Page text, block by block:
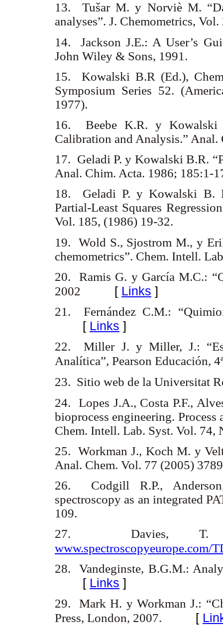
13. Tušar M. y Norviè M.
analyses”. J. Chemometrics,
14. Jackson J.E.: A User’s
John Wiley & Sons, 1991.
15. Kowalski B.R (Ed.),
Symposium Series 52.
1977).
16. Beebe K.R. y Kowalski
Calibration and Analysis.”
17. Geladi P. y Kowalski B.R.
Anal. Chim. Acta. 1986; 185:1-
18. Geladi P. y Kowalski B.
Partial-Least Squares
Vol. 185, (1986) 19-32.
19. Wold S., Sjostrom M., y
chemometrics”. Chem. Intell.
20. Ramis G. y García M.C.:
2002
[ Links ]
21. Fernández C.M.:
[ Links ]
22. Miller J. y Miller, J.:
Analítica”, Pearson Educación,
23. Sitio web de la Universitat
24. Lopes J.A., Costa P.F.,
bioprocess engineering.
Chem. Intell. Lab. Syst. Vol.
25. Workman J., Koch M. y
Anal. Chem. Vol. 77 (2005)
26. Codgill R.P.,
spectroscopy as an integrated
109.
27. Davies,
www.spectroscopyeurope.com/
28. Vandeginste, B.G.M.:
[ Links ]
29. Mark H. y Workman J.:
Press, London, 2007.
[